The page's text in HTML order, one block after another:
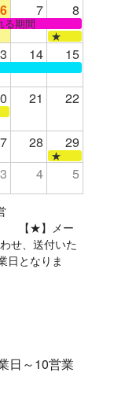
6 7 8
る期間
★
14 15
21 22
28 29
★
3 4 5
ー
せ、送付いた
日となりま
日～10営業